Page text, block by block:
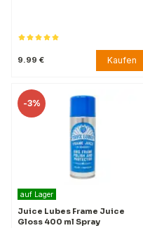
9.99 € Kaufen
-3%
auf Lager
Juice Lubes Frame Juice
Gloss 400 ml Spray